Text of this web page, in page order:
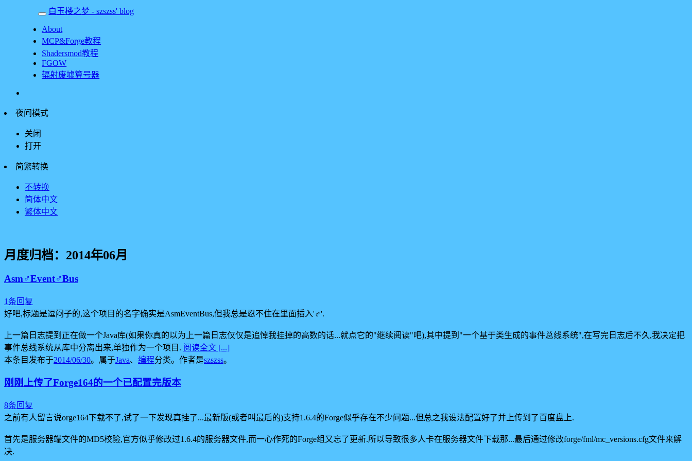
白玉楼之梦 - szszss' blog
About
MCP&Forge教程
Shadersmod教程
FGOW
辐射废墟算号器
夜间模式
关闭
打开
简繁转换
不转换
简体中文
繁体中文
月度归档： 2014年06月
Asm♂Event♂Bus
1条回复
好吧,标题是逗闷子的,这个项目的名字确实是AsmEventBus,但我总是忍不住在里面插入'♂'.
上一篇日志提到正在做一个Java库(如果你真的以为上一篇日志仅仅是追悼我挂掉的高数的话...就点它的"继续阅读"吧),其中提到"一个基于类生成的事件总线系统",在写完日志后不久,我决定把
事件总线系统从库中分离出来,单独作为一个项目. 阅读全文 [...]
本条目发布于2014/06/30。属于Java、 编程分类。 作者是szszss。
刚刚上传了Forge164的一个已配置完版本
8条回复
之前有人留言说orge164下载不了,试了一下发现真挂了...最新版(或者叫最后的)支持1.6.4的Forge似乎存在不少问题...但总之我设法配置好了并上传到了百度盘上.
首先是服务器端文件的MD5校验,官方似乎修改过1.6.4的服务器文件,而一心作死的Forge组又忘了更新.所以导致很多人卡在服务器文件下载那...最后通过修改forge/fml/mc_versions.cfg文件来解
决.